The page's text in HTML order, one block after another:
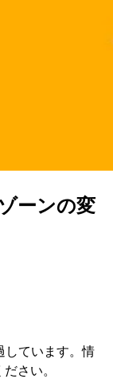
ーンの変
しています。情
さい。